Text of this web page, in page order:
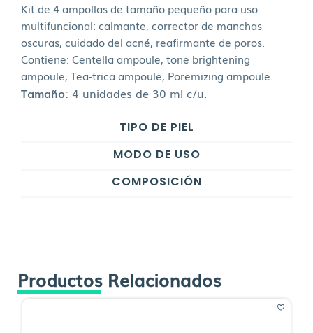
TIPO DE PIEL
MODO DE USO
COMPOSICIÓN
Kit de 4 ampollas de tamaño pequeño para uso
multifuncional: calmante, corrector de manchas
oscuras, cuidado del acné, reafirmante de poros.
Contiene: Centella ampoule, tone brightening
ampoule, Tea-trica ampoule, Poremizing ampoule.
Tamaño: 4 unidades de 30 ml c/u.
Productos Relacionados